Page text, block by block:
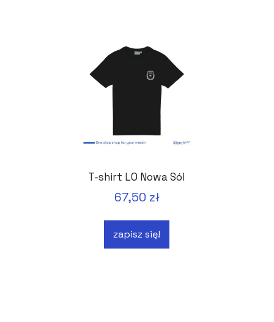
T-shirt LO Nowa Sól
67,50 zł
zapisz się!